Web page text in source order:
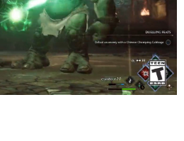
〜ゲームクリエイターの青春〜
ペンと箸』等で知られるマンガ家・田中圭
ーム業界レポートマンガです。
ムは面白い？
hamatsu氏がゲームの魅力を画面や操作の
解き明かしていく、硬派で骨太な評論連載